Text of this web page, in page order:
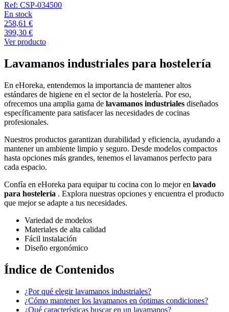
Ref: CSP-034500
En stock
258,61 €
399,30 €
Ver producto
Lavamanos industriales para hostelería
En eHoreka, entendemos la importancia de mantener altos
estándares de higiene en el sector de la hostelería. Por eso,
ofrecemos una amplia gama de lavamanos industriales diseñados
específicamente para satisfacer las necesidades de cocinas
profesionales.
Nuestros productos garantizan durabilidad y eficiencia, ayudando a
mantener un ambiente limpio y seguro. Desde modelos compactos
hasta opciones más grandes, tenemos el lavamanos perfecto para
cada espacio.
Confía en eHoreka para equipar tu cocina con lo mejor en lavado
para hostelería . Explora nuestras opciones y encuentra el producto
que mejor se adapte a tus necesidades.
Variedad de modelos
Materiales de alta calidad
Fácil instalación
Diseño ergonómico
Índice de Contenidos
¿Por qué elegir lavamanos industriales?
¿Cómo mantener los lavamanos en óptimas condiciones?
¿Qué características buscar en un lavamanos?